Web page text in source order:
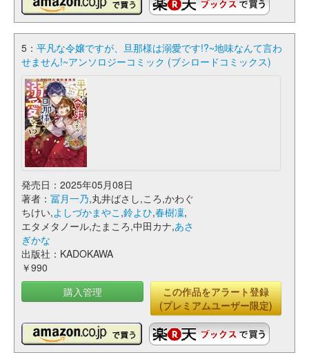
5： 平凡な令嬢ですが、旦那様は溺愛です!?~地味なんて言わ
せません!~アンソロジーコミック (ブシロードコミックス)
発売日：2025年05月08日
著者： 冨月一乃,丸井ばさし,ころ,かわぐ
ちけい,よしづかまやこ ,鈴よひ,春樹凜,
エタメタノール,たまころ,中田カナ,あさ
ぎかな
出版社：KADOKAWA
￥990
購入管理
この作品をアラート登録
(プレミアムユーザー限定)